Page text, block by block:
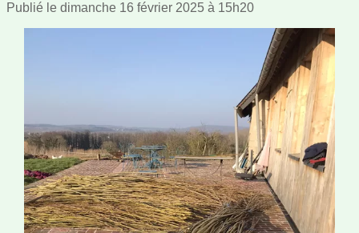
Publié le dimanche 16 février 2025 à 15h20